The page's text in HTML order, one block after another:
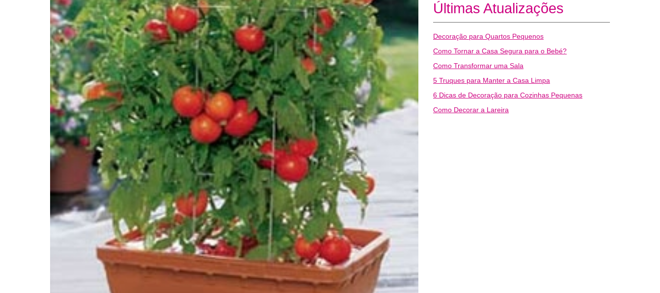
Últimas Atualizações
Decoração para Quartos Pequenos
Como Tornar a Casa Segura para o Bebé?
Como Transformar uma Sala
5 Truques para Manter a Casa Limpa
6 Dicas de Decoração para Cozinhas Pequenas
Como Decorar a Lareira